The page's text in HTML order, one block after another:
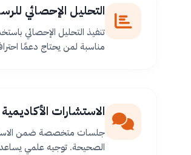
التحليل الإحصائي
تنفيذ التحليل الإحصائي
مناسبة لمن يحتاج دعمًا
الاستشارات الأكاديمية
جلسات متخصصة ضمن
الصحيحة. توجيه علمي